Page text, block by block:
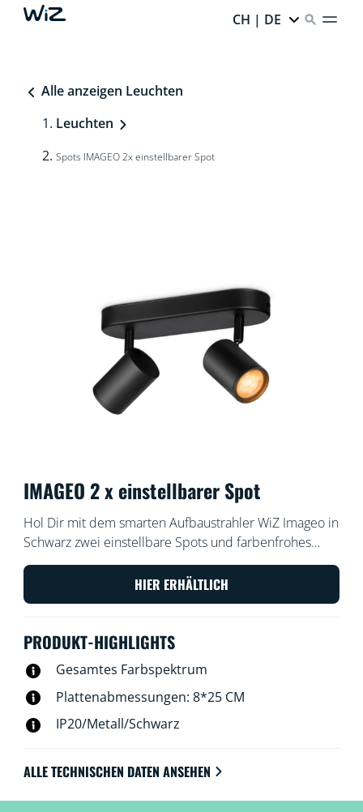
CH | DE
Alle anzeigen Leuchten
Leuchten
Spots IMAGEO 2x einstellbarer Spot
IMAGEO 2 x einstellbarer Spot
Hol Dir mit dem smarten Aufbaustrahler WiZ Imageo in
Schwarz zwei einstellbare Spots und farbenfrohes
smartes Licht. Verwende Dein vorhandenes WLAN zur
Steuerung mit der WiZ App oder Deiner Stimme.
HIER ERHÄLTLICH
PRODUKT-HIGHLIGHTS
Gesamtes Farbspektrum
Plattenabmessungen: 8*25 CM
IP20/Metall/Schwarz
ALLE TECHNISCHEN DATEN ANSEHEN